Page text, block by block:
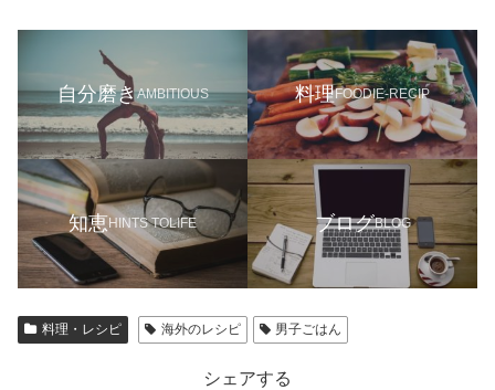
自分磨きAMBITIOUS 料理FOODIE-RECIP
知恵HINTS TOLIFE ブログBLOG
料理・レシピ 海外のレシピ 男子ごはん
シェアする